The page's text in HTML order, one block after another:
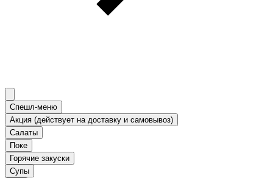
Спешл-меню
Акция (действует на доставку и самовывоз)
Салаты
Поке
Горячие закуски
Супы